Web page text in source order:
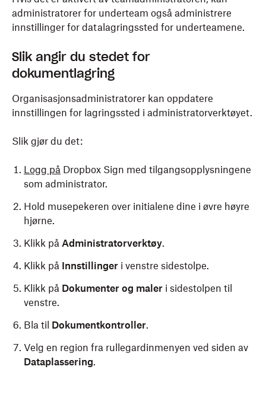
administratorer for underteam også administrere
innstillinger for datalagringssted for underteamene.
Slik angir du stedet for
dokumentlagring
Organisasjonsadministratorer kan oppdatere
innstillingen for lagringssted i administratorverktøyet.
Slik gjør du det:
Logg på Dropbox Sign med tilgangsopplysningene
som administrator.
Hold musepekeren over initialene dine i øvre høyre
hjørne.
Klikk på Administratorverktøy.
Klikk på Innstillinger i venstre sidestolpe.
Klikk på Dokumenter og maler i sidestolpen til
venstre.
Bla til Dokumentkontroller.
Velg en region fra rullegardinmenyen ved siden av
Dataplassering.